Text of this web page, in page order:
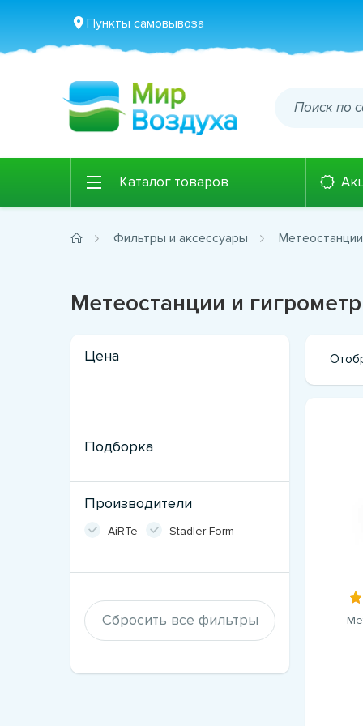
Пункты самовывоза
Каталог товаров
Фильтры и аксессуары
Метеостанции и
Цена
Подборка
Производители
AiRTe Stadler Form
Сбросить все фильтры